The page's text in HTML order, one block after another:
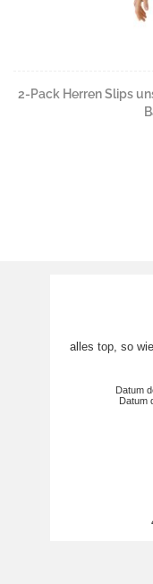
2-Pack Herren Slips
alles top, so
Datum
Datum